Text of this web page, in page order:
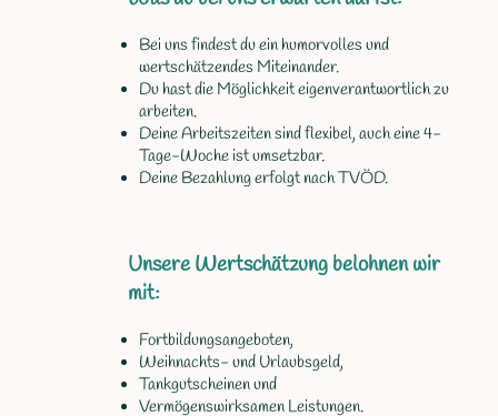
Bei uns findest du ein humorvolles und
wertschätzendes Miteinander.
Du hast die Möglichkeit eigenverantwortlich zu
arbeiten.
Deine Arbeitszeiten sind flexibel, auch eine 4-
Tage-Woche ist umsetzbar.
Deine Bezahlung erfolgt nach TVÖD.
Unsere Wertschätzung belohnen wir
mit:
Fortbildungsangeboten,
Weihnachts- und Urlaubsgeld,
Tankgutscheinen und
Vermögenswirksamen Leistungen.